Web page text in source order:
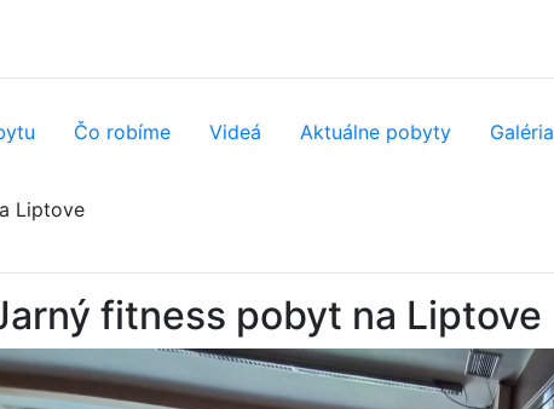
Čo robíme Videá Aktuálne pobyty Galéria
Liptove
fitness pobyt na Liptove